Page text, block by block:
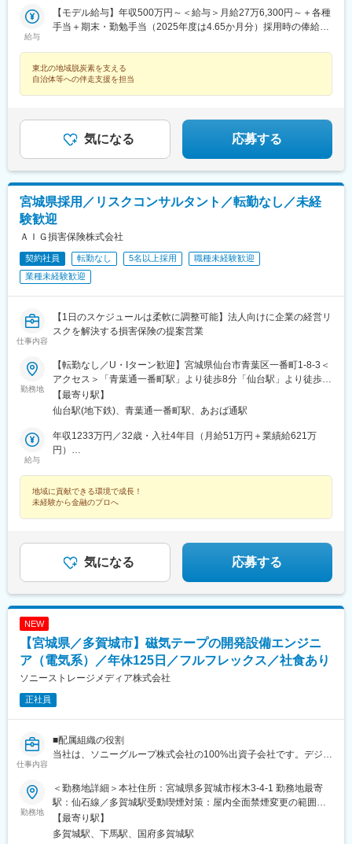
給与
【モデル給与】年収500万円～＜給与＞月給27万6,300円～＋各種
手当＋期末・勤勉手当（2025年度は4.65か月分）採用時の俸給月
験年数を有する国家公務員が受ける俸給月額との均衡を考慮して
決定します※支給要件を満たした場合は、次のような諸手当が支給
されます。└扶養手当、住居手当、通勤手当、単身赴任手当、地
域手当、超過勤務手当 など※俸給月額等は2026年４月１日現在の
東北の地域脱炭素を支える
自治体等への伴走支援を担当
気になる 応募する
宮城県採用／リスクコンサルタント／転勤なし／未経
験歓迎
ＡＩＧ損害保険株式会社
契約社員 転勤なし 5名以上採用
職種未経験歓迎
業種未経験歓迎
仕事内容
【1日のスケジュールは柔軟に調整可能】法人向けに企業の経営リ
スクを解決する損害保険の提案営業
勤務地
【転勤なし／U・Iターン歓迎】宮城県仙台市青葉区一番町1-8-3＜
アクセス＞「青葉通一番町駅」より徒歩8分「仙台駅」より徒歩
10分★受動喫煙対策：敷地内喫煙可能場所あり（勤務先に応じて
変動の可能性あり）
【最寄り駅】
仙台駅(地下鉄)、青葉通一番町駅、あおば通駅
給与
年収1233万円／32歳・入社4年目（月給51万円＋業績給621万
円）
地域に貢献できる環境で成長！
未経験から金融のプロへ
気になる 応募する
NEW
【宮城県／多賀城市】磁気テープの開発設備エンジニ
ア（電気系）／年休125日／フルフレックス／社食あり
ソニーストレージメディア株式会社
正社員
仕事内容
■配属組織の役割
当社は、ソニーグループ株式会社の100%出資子会社です。デジタ
供給を主要な事業とし、世界に向けてストレージメディアのソリ
ューションを提供しています。
データストレージ用磁気テープは、ビッグデータの長期保存用ス
トレージとしてグローバルなICT企業や研究機関・金融機関等、全
世界で利用されています。
勤務地
＜勤務地詳細＞本社住所：宮城県多賀城市桜木3-4-1 勤務地最寄
駅：仙石線／多賀城駅受動喫煙対策：屋内全面禁煙変更の範囲：
会社の定める事業所（リモートワーク含む）
【最寄り駅】
多賀城駅、下馬駅、国府多賀城駅